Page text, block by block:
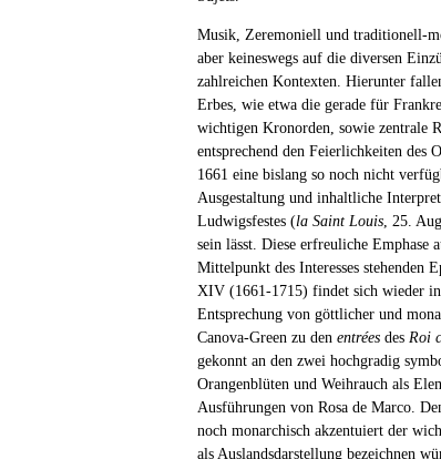
Musik, Zeremoniell und traditionell-
aber keineswegs auf die diversen
zahlreichen Kontexten. Hierunter
Erbes, wie etwa die gerade für
wichtigen Kronorden, sowie zentrale
entsprechend den Feierlichkeiten
1661 eine bislang so noch nicht
Ausgestaltung und inhaltliche
Ludwigsfestes (la Saint Louis, 25.
sein lässt. Diese erfreuliche
Mittelpunkt des Interesses stehenden
XIV (1661-1715) findet sich wieder in
Entsprechung von göttlicher und
Canova-Green zu den entrées des Roi
gekonnt an den zwei hochgradig
Orangenblüten und Weihrauch als
Ausführungen von Rosa de Marco.
noch monarchisch akzentuiert der
als Auslandsdarstellung bezeichnen